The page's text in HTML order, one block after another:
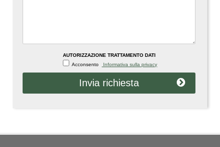
AUTORIZZAZIONE TRATTAMENTO DATI
Acconsento
Informativa sulla privacy
Invia richiesta